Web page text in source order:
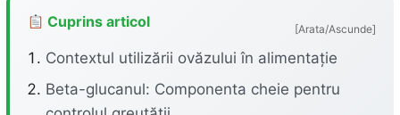
Cuprins articol [Arata/Ascunde]
Contextul utilizării ovăzului în alimentație
Beta-glucanul: Componenta cheie pentru